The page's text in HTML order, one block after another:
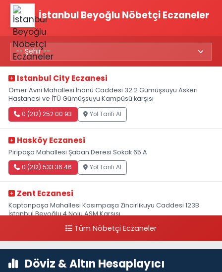
İstanbul Beyoğlu Nöbetçi Eczaneler
Istanbul City Eczanesi
Ömer Avni Mahallesi İnönü Caddesi 32 2 Gümüşsuyu Askeri
Hastanesi ve İTÜ Gümüşsuyu Kampüsü karşısı
0 (212) 252 00 93 Yol Tarifi Al
Hasköy Eczanesi
Piripaşa Mahallesi Şaban Deresi Sokak 65 A
0 (212) 533 36 46 Yol Tarifi Al
Zent Eczanesi
Kaptanpaşa Mahallesi Kasımpaşa Zincirlikuyu Caddesi 123B
İstanbul Beyoğlu 4 Nolu ASM Karşısı
0 (212) 297 96 92 Yol Tarifi Al
Tüm Nöbetçi Eczaneler
Döviz & Altın Hesaplayıcı